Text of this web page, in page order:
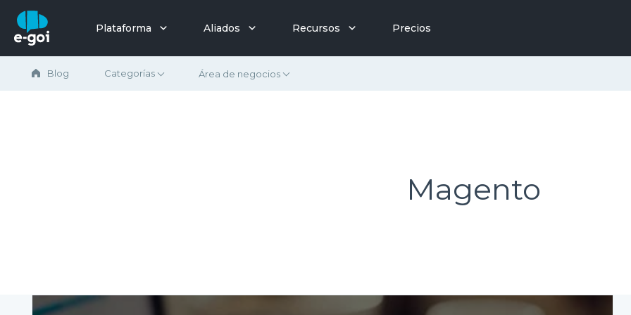
Saltar al contenido
Plataforma Aliados Recursos Precios
Blog Categorías Área de negocios
Magento